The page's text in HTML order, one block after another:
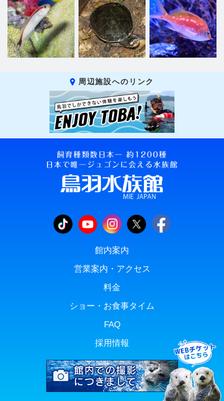
周辺施設へのリンク
館内案内
営業案内・アクセス
料金
ショー・お食事タイム
FAQ
採用情報